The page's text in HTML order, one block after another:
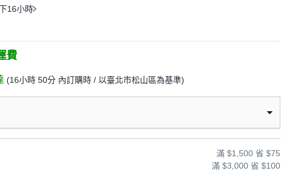
16小時
費
(16小時 50分 內訂購時 / 以臺北市松山區為基準)
滿 $1,500 省 $75
滿 $3,000 省 $100